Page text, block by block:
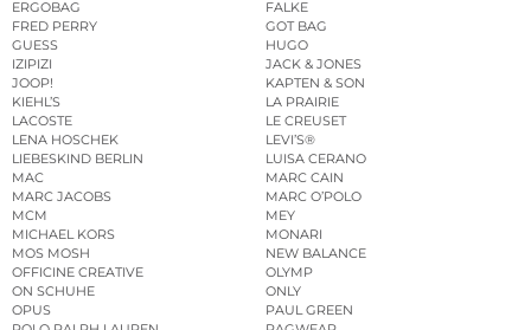
ERGOBAG
FALKE
FRED PERRY
GOT BAG
GUESS
HUGO
IZIPIZI
JACK & JONES
JOOP!
KAPTEN & SON
KIEHL’S
LA PRAIRIE
LACOSTE
LE CREUSET
LENA HOSCHEK
LEVI’S®
LIEBESKIND BERLIN
LUISA CERANO
MAC
MARC CAIN
MARC JACOBS
MARC O’POLO
MCM
MEY
MICHAEL KORS
MONARI
MOS MOSH
NEW BALANCE
OFFICINE CREATIVE
OLYMP
ON SCHUHE
ONLY
OPUS
PAUL GREEN